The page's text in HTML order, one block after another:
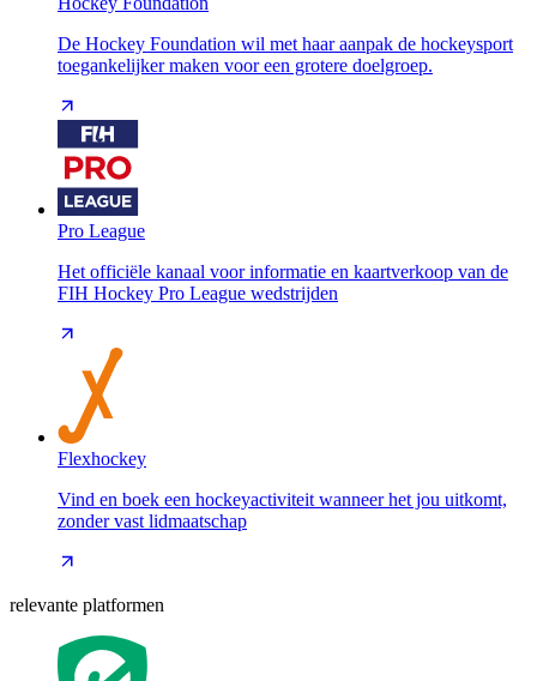
De Hockey Foundation wil met haar aanpak de hockeysport
toegankelijker maken voor een grotere doelgroep.
Pro League
Het officiële kanaal voor informatie en kaartverkoop van de
FIH Hockey Pro League wedstrijden
Flexhockey
Vind en boek een hockeyactiviteit wanneer het jou uitkomt,
zonder vast lidmaatschap
relevante platformen